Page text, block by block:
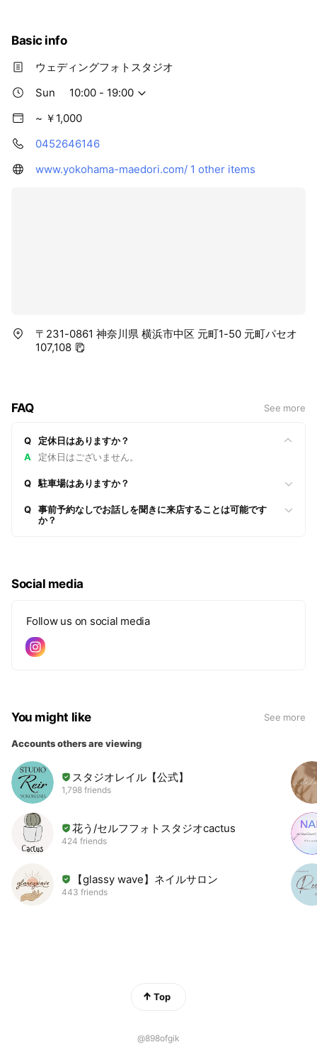
Basic info
ウェディングフォトスタジオ
Sun
10:00 - 19:00
~ ￥1,000
0452646146
www.yokohama-maedori.com/ 1 other items
〒231-0861 神奈川県 横浜市中区 元町1-50 元町パセオ
107,108
FAQ See more
Q
定休日はありますか？
A
定休日はございません。
Q 駐車場はありますか？
Q
事前予約なしでお話しを聞きに来店することは可能です
か？
Social media
Follow us on social media
You might like See more
Accounts others are viewing
スタジオレイル【公式】
1,798 friends
花う/セルフフォトスタジオcactus
424 friends
【glassy wave】ネイルサロン
443 friends
Top
@898ofgik